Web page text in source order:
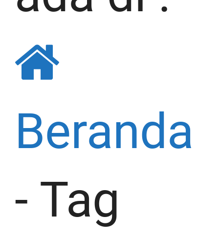
Beranda
- Tag